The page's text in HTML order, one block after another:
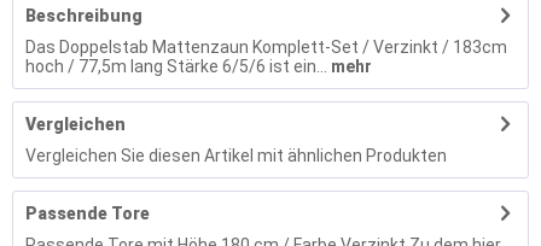
Beschreibung
Das Doppelstab Mattenzaun Komplett-Set / Verzinkt / 183cm
hoch / 77,5m lang Stärke 6/5/6 ist ein...
mehr
Vergleichen
Vergleichen Sie diesen Artikel mit ähnlichen Produkten
Passende Tore